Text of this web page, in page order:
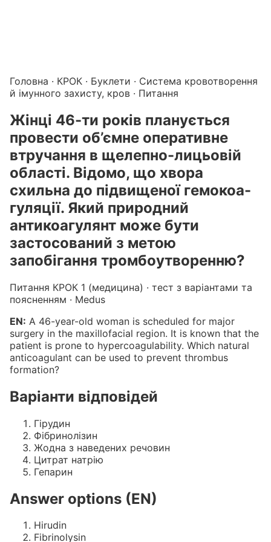
Головна · КРОК · Буклети · Система кровотворення
й імунного захисту, кров · Питання
Жінці 46-ти років планується
провести об’ємне оперативне
втручання в щелепно-лицьовій
області. Відомо, що хвора
схильна до підвищеної гемокоа-
гуляції. Який природний
антикоагулянт може бути
застосований з метою
запобігання тромбоутворенню?
Питання КРОК 1 (медицина) · тест з варіантами та
поясненням · Medus
EN: A 46-year-old woman is scheduled for major
surgery in the maxillofacial region. It is known that the
patient is prone to hypercoagulability. Which natural
anticoagulant can be used to prevent thrombus
formation?
Варіанти відповідей
Гірудин
Фібринолізин
Жодна з наведених речовин
Цитрат натрію
Гепарин
Answer options (EN)
Hirudin
Fibrinolysin